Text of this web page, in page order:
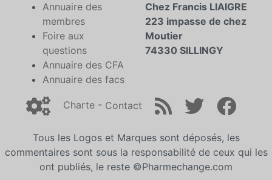
Annuaire des
membres
Foire aux
questions
Annuaire des CFA
Annuaire des facs
Chez Francis LIAIGRE
223 impasse de chez
Moutier
74330 SILLINGY
Charte - Contact
Tous les Logos et Marques sont déposés, les
commentaires sont sous la responsabilité de ceux qui les
ont publiés, le reste ©Pharmechange.com